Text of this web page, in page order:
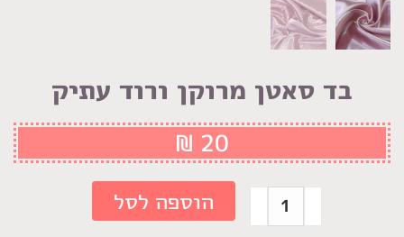
בד סאטן מרוקן ורוד עתיק
₪ 20
כמות
של
הוספה לסל